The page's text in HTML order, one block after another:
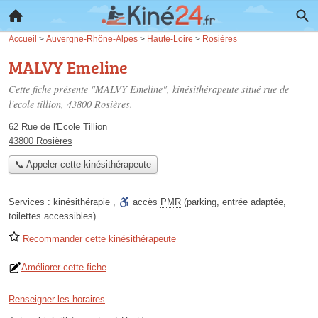
Accueil > Auvergne-Rhône-Alpes > Haute-Loire > Rosières
MALVY Emeline
Cette fiche présente "MALVY Emeline", kinésithérapeute situé rue de
l'ecole tillion, 43800 Rosières.
62 Rue de l'Ecole Tillion
43800 Rosières
📞 Appeler cette kinésithérapeute
Services : kinésithérapie , accès PMR (parking, entrée adaptée,
toilettes accessibles)
Recommander cette kinésithérapeute
Améliorer cette fiche
Renseigner les horaires